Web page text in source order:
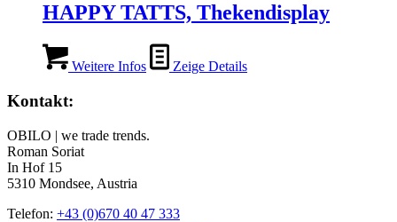
HAPPY TATTS, Thekendisplay
Weitere Infos Zeige Details
Kontakt:
OBILO | we trade trends.
Roman Soriat
In Hof 15
5310 Mondsee, Austria
Telefon: +43 (0)670 40 47 333